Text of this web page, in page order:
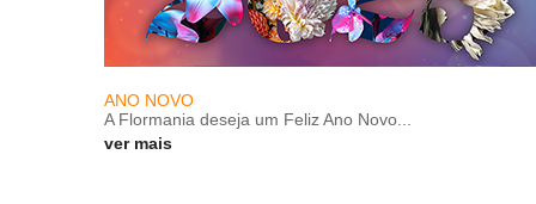
ANO NOVO
A Flormania deseja um Feliz Ano Novo...
ver mais